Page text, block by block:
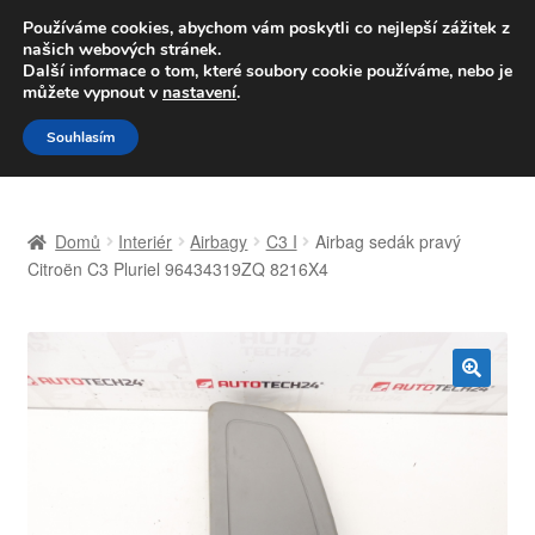
DOPRAVA od 139,-Kč
Volejte po-pá 9-16 704 494 494
Přeskočit
na
navigaci
Přejít
k
obsahu
Celosvětová doprava
Kontakt
Domů Interiér Airbagy C3 I
Airbag sedák pravý
Citroën C3 Pluriel 96434319ZQ 8216X4
Používáme cookies, abychom vám poskytli co nejlepší zážitek z
našich webových stránek.
Další informace o tom, které soubory cookie používáme, nebo je
můžete vypnout v nastavení.
Souhlasím